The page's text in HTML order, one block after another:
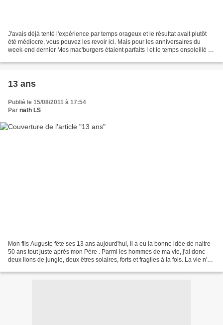
J'avais déjà tenté l'expérience par temps orageux et le résultat avait plutôt
été médiocre, vous pouvez les revoir ici. Mais pour les anniversaires du
week-end dernier Mes mac'burgers étaient parfaits ! et le temps ensoleillé !
13 ans
Publié le 15/08/2011 à 17:54
Par nath LS
Mon fils Auguste fête ses 13 ans aujourd'hui, Il a eu la bonne idée de naitre
50 ans tout juste aprés mon Père . Parmi les hommes de ma vie, j'ai donc
deux lions de jungle, deux êtres solaires, forts et fragiles à la fois. La vie n'est